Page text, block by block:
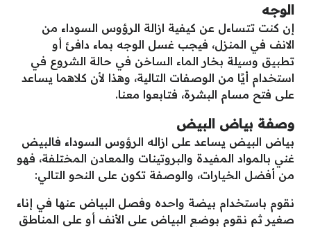
الوجه
إن كنت تتساءل عن كيفية ازالة الرؤوس السوداء من
الانف في المنزل، فيجب غسل الوجه بماء دافئ أو
تطبيق وسيلة بخار الماء الساخن في حالة الشروع في
استخدام أيًا من الوصفات التالية، وهذا لأن كلاهما يساعد
على فتح مسام البشرة، فتابعوا معنا.
وصفة بياض البيض
بياض البيض يساعد على ازاله الرؤوس السوداء فالبيض
غني بالمواد المفيدة والبروتينات والمعادن المختلفة، فهو
من أفضل الخيارات، والوصفة تكون على النحو التالي:
نقوم باستخدام بيضة واحده وفصل البياض عنها في إناء
صغير ثم نقوم بوضع البياض على الأنف أو على المناطق